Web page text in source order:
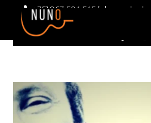
+351 963 504 545 (chamada